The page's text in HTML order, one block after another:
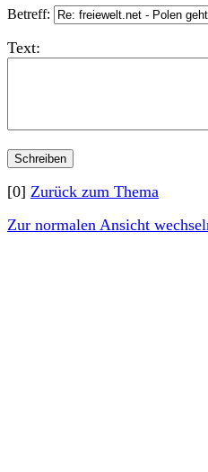
Betreff:
Text:
[0] Zurück zum Thema
Zur normalen Ansicht